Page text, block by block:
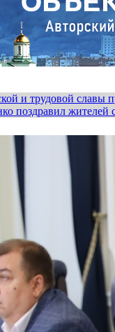
и трудовой славы
поздравил